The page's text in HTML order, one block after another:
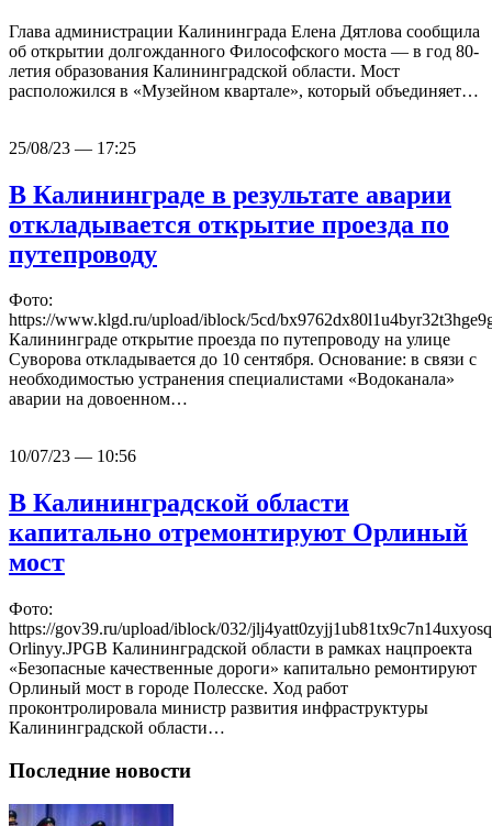
Глава администрации Калининграда Елена Дятлова сообщила
об открытии долгожданного Философского моста — в год 80-
летия образования Калининградской области. Мост
расположился в «Музейном квартале», который объединяет…
25/08/23 — 17:25
В Калининграде в результате аварии
откладывается открытие проезда по
путепроводу
Фото:
https://www.klgd.ru/upload/iblock/5cd/
Калининграде открытие проезда по путепроводу на улице
Суворова откладывается до 10 сентября. Основание: в связи с
необходимостью устранения специалистами «Водоканала»
аварии на довоенном…
10/07/23 — 10:56
В Калининградской области
капитально отремонтируют Орлиный
мост
Фото:
https://gov39.ru/upload/iblock/032/
Orlinyy.JPGВ Калининградской области в рамках нацпроекта
«Безопасные качественные дороги» капитально ремонтируют
Орлиный мост в городе Полесске. Ход работ
проконтролировала министр развития инфраструктуры
Калининградской области…
Последние новости